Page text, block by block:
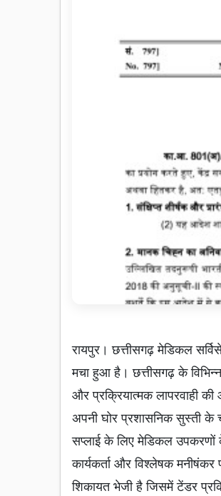
रायपुर। छत्तीसगढ़ मेडिकल
मचा हुआ है। छत्तीसगढ़ के
और प्रक्रियात्मक लापरवाही
अपनी घोर प्रशासनिक सुस्ती के
सप्लाई के लिए मेडिकल उपकरणों
कार्यकर्ता और विश्लेषक
शिकायत भेजी है जिसमें टेंडर